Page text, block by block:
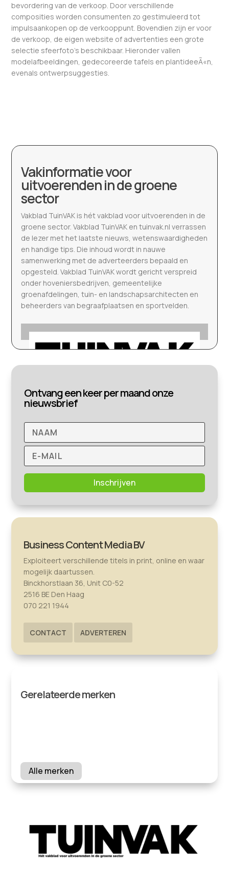
bevordering van de verkoop. Door verschillende
composities worden consumenten zo gestimuleerd tot
impulsaankopen op de verkooppunt. Bovendien zijn er voor
de verkoop, de eigen website of advertenties een grote
selectie sfeerfoto’s beschikbaar. Hieronder vallen
modelafbeeldingen, gedecoreerde tafels en plantideeÃ«n,
evenals ontwerpsuggesties.
Vakinformatie voor
uitvoerenden in de groene
sector
Vakblad TuinVAK is hét vakblad voor uitvoerenden in de
groene sector. Vakblad TuinVAK en tuinvak.nl verrassen
de lezer met het laatste nieuws, wetenswaardigheden
en handige tips. Die inhoud wordt in nauwe
samenwerking met de adverteerders bepaald en
opgesteld. Vakblad TuinVAK wordt gericht verspreid
onder hoveniersbedrijven, gemeentelijke
groenafdelingen, tuin- en landschapsarchitecten en
beheerders van begraafplaatsen en sportvelden.
Ontvang een keer per maand onze
nieuwsbrief
Inschrijven
Business Content Media BV
Exploiteert verschillende titels in print, online en waar
mogelijk daartussen.
Binckhorstlaan 36, Unit C0-52
2516 BE Den Haag
070 221 1944
CONTACT ADVERTEREN
Gerelateerde merken
Alle merken